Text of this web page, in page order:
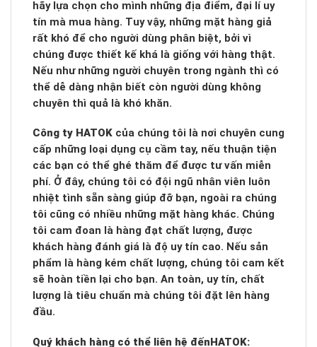
hãy lựa chọn cho mình những địa điểm, đại lí uy
tín mà mua hàng. Tuy vậy, những mặt hàng giả
rất khó để cho người dùng phân biệt, bởi vì
chúng được thiết kế khá là giống với hàng thật.
Nếu như những người chuyên trong ngành thì có
thể dễ dàng nhận biết còn người dùng không
chuyên thì quả là khó khăn.
Công ty HATOK của chúng tôi là nơi chuyên cung
cấp những loại dụng cụ cầm tay, nếu thuận tiện
các bạn có thể ghé thăm để được tư vấn miễn
phí. Ở đây, chúng tôi có đội ngũ nhân viên luôn
nhiệt tình sẵn sàng giúp đỡ bạn, ngoài ra chúng
tôi cũng có nhiều những mặt hàng khác. Chúng
tôi cam đoan là hàng đạt chất lượng, được
khách hàng đánh giá là độ uy tín cao. Nếu sản
phẩm là hàng kém chất lượng, chúng tôi cam kết
sẽ hoàn tiền lại cho bạn. An toàn, uy tín, chất
lượng là tiêu chuẩn mà chúng tôi đặt lên hàng
đầu.
Quý khách hàng có thể liên hệ đếnHATOK: